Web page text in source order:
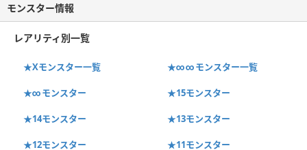
モンスター情報
レアリティ別一覧
★Xモンスター一覧 ★∞∞モンスター一覧
★∞モンスター ★15モンスター
★14モンスター ★13モンスター
★12モンスター ★11モンスター